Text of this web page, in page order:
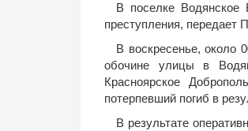
В поселке Водянское
преступления, передает
В воскресенье, около
обочине улицы в
Красноярское
потерпевший погиб в
В результате